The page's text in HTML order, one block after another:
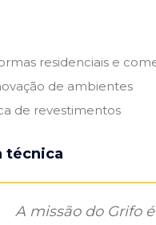
residenciais e
de ambientes
de revestimentos
técnica
A missão do Grifo